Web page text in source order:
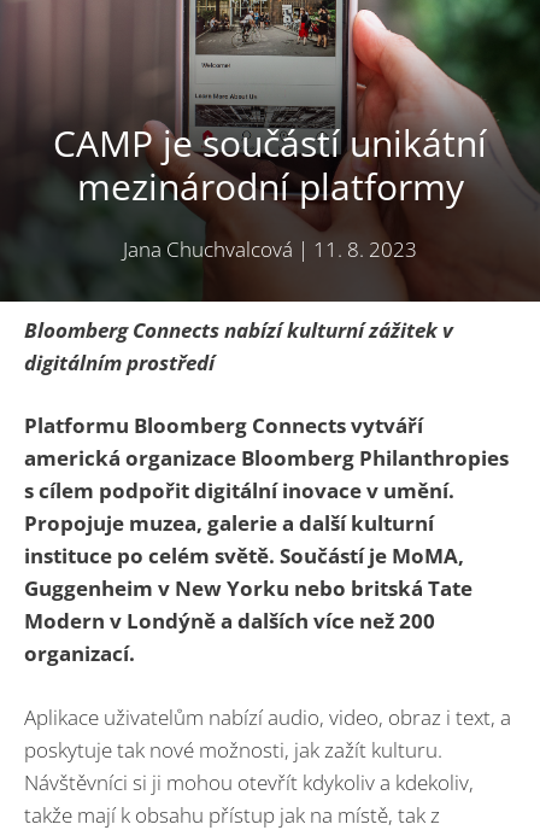
CAMP je součástí unikátní
mezinárodní platformy
Jana Chuchvalcová | 11. 8. 2023
Bloomberg Connects nabízí kulturní zážitek v
digitálním prostředí
Platformu Bloomberg Connects vytváří
americká organizace Bloomberg Philanthropies
s cílem podpořit digitální inovace v umění.
Propojuje muzea, galerie a další kulturní
instituce po celém světě. Součástí je MoMA,
Guggenheim v New Yorku nebo britská Tate
Modern v Londýně a dalších více než 200
organizací.
Aplikace uživatelům nabízí audio, video, obraz i text, a
poskytuje tak nové možnosti, jak zažít kulturu.
Návštěvníci si ji mohou otevřít kdykoliv a kdekoliv,
takže mají k obsahu přístup jak na místě, tak z